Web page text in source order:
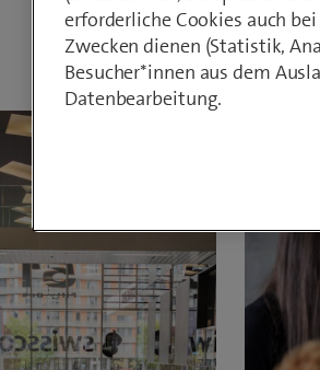
erforderliche Cookies auch
Zwecken dienen (Statistik,
Besucher*innen aus dem
Datenbearbeitung.